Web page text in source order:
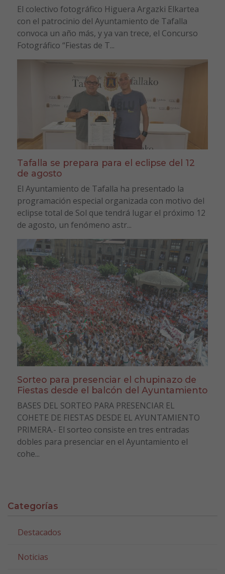
El colectivo fotográfico Higuera Argazki Elkartea
con el patrocinio del Ayuntamiento de Tafalla
convoca un año más, y ya van trece, el Concurso
Fotográfico “Fiestas de T...
Tafalla se prepara para el eclipse del 12
de agosto
El Ayuntamiento de Tafalla ha presentado la
programación especial organizada con motivo del
eclipse total de Sol que tendrá lugar el próximo 12
de agosto, un fenómeno astr...
Sorteo para presenciar el chupinazo de
Fiestas desde el balcón del Ayuntamiento
BASES DEL SORTEO PARA PRESENCIAR EL
COHETE DE FIESTAS DESDE EL AYUNTAMIENTO
PRIMERA.- El sorteo consiste en tres entradas
dobles para presenciar en el Ayuntamiento el
cohe...
Categorías
Destacados
Noticias